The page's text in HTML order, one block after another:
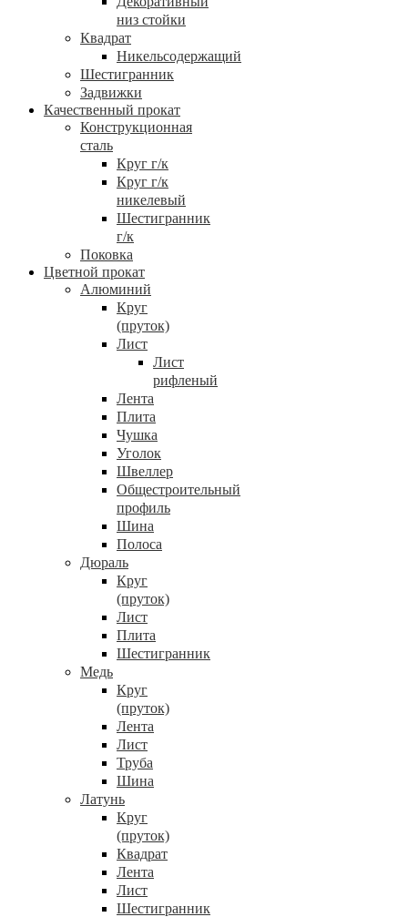
низ стойки
Квадрат
Никельсодержащий
Шестигранник
Задвижки
Качественный прокат
Конструкционная
сталь
Круг г/к
Круг г/к
никелевый
Шестигранник
г/к
Поковка
Цветной прокат
Алюминий
Круг
(пруток)
Лист
Лист
рифленый
Лента
Плита
Чушка
Уголок
Швеллер
Общестроительный
профиль
Шина
Полоса
Дюраль
Круг
(пруток)
Лист
Плита
Шестигранник
Медь
Круг
(пруток)
Лента
Лист
Труба
Шина
Латунь
Круг
(пруток)
Квадрат
Лента
Лист
Шестигранник